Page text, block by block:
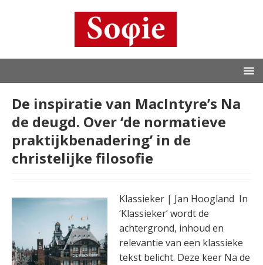
De inspiratie van MacIntyre’s Na
de deugd. Over ‘de normatieve
praktijkbenadering’ in de
christelijke filosofie
Klassieker | Jan Hoogland In
‘Klassieker’ wordt de
achtergrond, inhoud en
relevantie van een klassieke
tekst belicht. Deze keer Na de